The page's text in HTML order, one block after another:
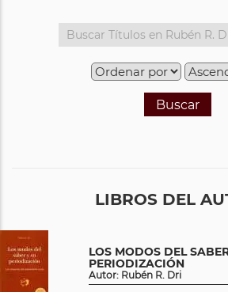
Buscar
LIBROS DEL
LOS MODOS DEL
PERIODIZACIÓN
Autor: Rubén R. Dri